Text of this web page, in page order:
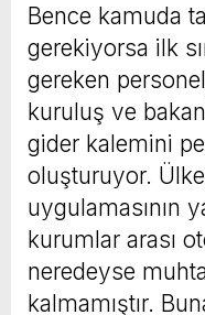
Bence kamuda
gerekiyorsa ilk
gereken
kuruluş ve
gider kalemini
oluşturuyor.
uygulamasının
kurumlar arası
neredeyse
kalmamıştır.